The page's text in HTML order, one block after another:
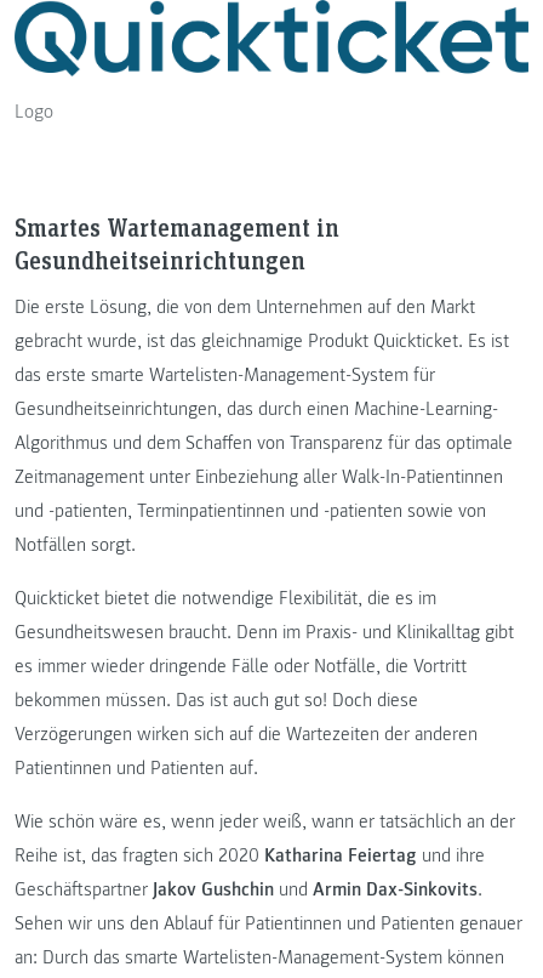
Logo
Smartes Wartemanagement in
Gesundheitseinrichtungen
Die erste Lösung, die von dem Unternehmen auf den Markt
gebracht wurde, ist das gleichnamige Produkt Quickticket. Es ist
das erste smarte Wartelisten-Management-System für
Gesundheitseinrichtungen, das durch einen Machine-Learning-
Algorithmus und dem Schaffen von Transparenz für das optimale
Zeitmanagement unter Einbeziehung aller Walk-In-Patientinnen
und -patienten, Terminpatientinnen und -patienten sowie von
Notfällen sorgt.
Quickticket bietet die notwendige Flexibilität, die es im
Gesundheitswesen braucht. Denn im Praxis- und Klinikalltag gibt
es immer wieder dringende Fälle oder Notfälle, die Vortritt
bekommen müssen. Das ist auch gut so! Doch diese
Verzögerungen wirken sich auf die Wartezeiten der anderen
Patientinnen und Patienten auf.
Wie schön wäre es, wenn jeder weiß, wann er tatsächlich an der
Reihe ist, das fragten sich 2020 Katharina Feiertag und ihre
Geschäftspartner Jakov Gushchin und Armin Dax-Sinkovits.
Sehen wir uns den Ablauf für Patientinnen und Patienten genauer
an: Durch das smarte Wartelisten-Management-System können